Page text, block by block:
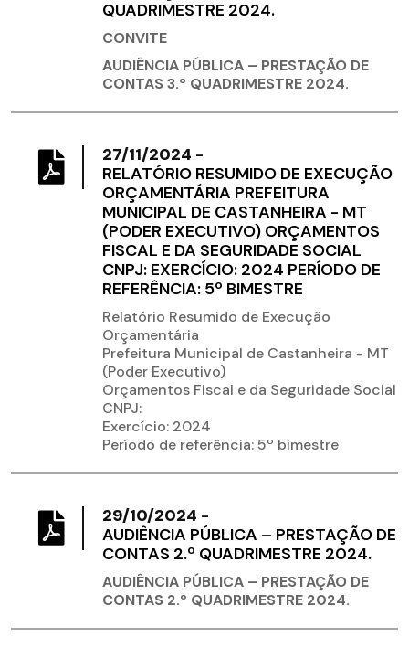
QUADRIMESTRE 2024.
CONVITE
AUDIÊNCIA PÚBLICA – PRESTAÇÃO DE
CONTAS 3.º QUADRIMESTRE 2024.
27/11/2024 -
RELATÓRIO RESUMIDO DE EXECUÇÃO
ORÇAMENTÁRIA PREFEITURA
MUNICIPAL DE CASTANHEIRA - MT
(PODER EXECUTIVO) ORÇAMENTOS
FISCAL E DA SEGURIDADE SOCIAL
CNPJ: EXERCÍCIO: 2024 PERÍODO DE
REFERÊNCIA: 5º BIMESTRE
Relatório Resumido de Execução
Orçamentária
Prefeitura Municipal de Castanheira - MT
(Poder Executivo)
Orçamentos Fiscal e da Seguridade Social
CNPJ:
Exercício: 2024
Período de referência: 5º bimestre
29/10/2024 -
AUDIÊNCIA PÚBLICA – PRESTAÇÃO DE
CONTAS 2.º QUADRIMESTRE 2024.
AUDIÊNCIA PÚBLICA – PRESTAÇÃO DE
CONTAS 2.º QUADRIMESTRE 2024.